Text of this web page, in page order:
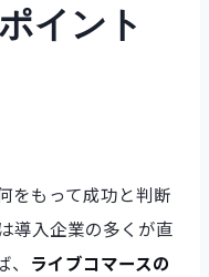
イント
をもって成功と判断
導入企業の多くが直
ライブコマースの